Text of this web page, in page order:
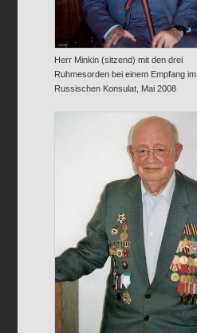
Herr Minkin (sitzend) mit den drei
Ruhmesorden bei einem Empfang im
Russischen Konsulat, Mai 2008